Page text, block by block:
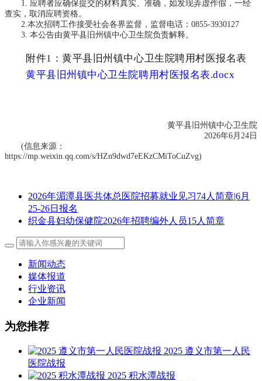
1. 应聘者应确保提交的材料真实、准确，如发现弄虚作假，一经
查实，取消应聘资格。
2.本次招聘工作接受社会各界监督，监督电话：0855-3930127
3. 本公告由黄平县旧州镇中心卫生院负责解释。
附件1：黄平县旧州镇中心卫生院聘用村医报名表
黄平县旧州镇中心卫生院聘用村医报名表.docx
黄平县旧州镇中心卫生院
2026年6月24日
(信息来源：
https://mp.weixin.qq.com/s/HZn9dwd7eEKzCMiToCuZvg)
2026年湄潭县医共体总医院招募就业见习74人简章|6月
25-26日报名
织金县妇幼保健院2026年招聘编外人员15人简章
新闻动态
媒体报道
行业资讯
企业新闻
为您推荐
2025 遵义市第一人民
医院战报
2025 积水潭战报